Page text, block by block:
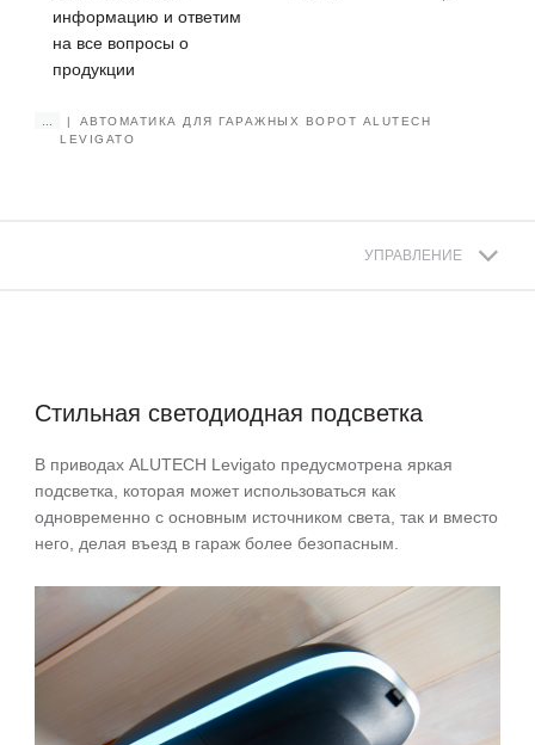
информацию и ответим
на все вопросы о
продукции
АВТОМАТИКА ДЛЯ ГАРАЖНЫХ ВОРОТ ALUTECH
LEVIGATO
УПРАВЛЕНИЕ
Стильная светодиодная подсветка
В приводах ALUTECH Levigato предусмотрена яркая
подсветка, которая может использоваться как
одновременно с основным источником света, так и вместо
него, делая въезд в гараж более безопасным.